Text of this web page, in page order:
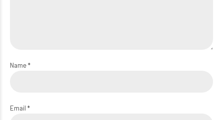
Name *
Email *